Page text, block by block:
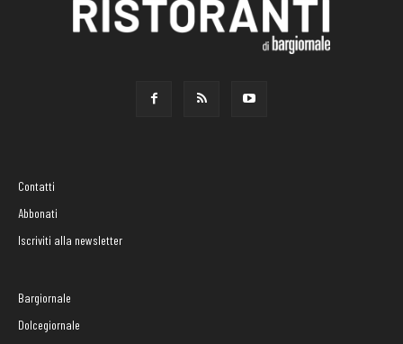
Contatti
Abbonati
Iscriviti alla newsletter
Bargiornale
Dolcegiornale